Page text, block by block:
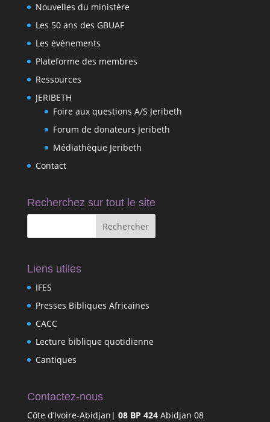
Nouvelles du ministère
Les 50 ans des GBUAF
Les évènements
Plateforme des membres
Ressources
JERIBETH
Foire aux questions A/S Jeribeth
Forum de donateurs Jeribeth
Médiathèque Jeribeth
Contact
Recherchez sur tout le site
Liens utiles
IFES
Presses Bibliques Africaines
CACC
Lecture biblique quotidienne
Cantiques
Contactez-nous
Côte d’Ivoire-Abidjan| 08 BP 424Abidjan 08